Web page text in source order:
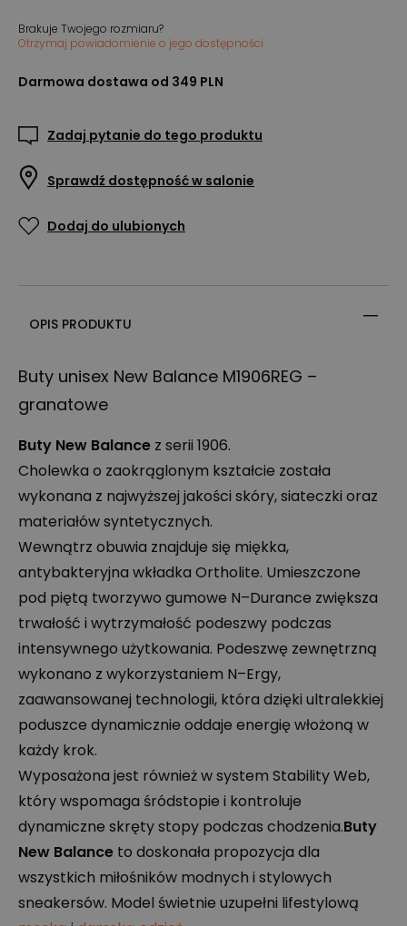
Brakuje Twojego rozmiaru?
Otrzymaj powiadomienie o jego dostępności
Darmowa dostawa od 349 PLN
Zadaj pytanie do tego produktu
Sprawdź dostępność w salonie
Dodaj do ulubionych
OPIS PRODUKTU
Buty unisex New Balance M1906REG –
granatowe
Buty New Balance z serii 1906.
Cholewka o zaokrąglonym kształcie została
wykonana z najwyższej jakości skóry, siateczki oraz
materiałów syntetycznych.
Wewnątrz obuwia znajduje się miękka,
antybakteryjna wkładka Ortholite. Umieszczone
pod piętą tworzywo gumowe N–Durance zwiększa
trwałość i wytrzymałość podeszwy podczas
intensywnego użytkowania. Podeszwę zewnętrzną
wykonano z wykorzystaniem N–Ergy,
zaawansowanej technologii, która dzięki ultralekkiej
poduszce dynamicznie oddaje energię włożoną w
każdy krok.
Wyposażona jest również w system Stability Web,
który wspomaga śródstopie i kontroluje
dynamiczne skręty stopy podczas chodzenia.Buty
New Balance to doskonała propozycja dla
wszystkich miłośników modnych i stylowych
sneakersów. Model świetnie uzupełni lifestylową